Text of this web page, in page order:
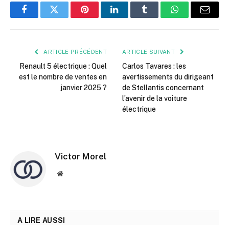
FacebookTwitter PinterestLinkedInTumblr WhatsApp
E-
ARTICLE PRÉCÉDENT
Renault 5 électrique : Quel
est le nombre de ventes en
janvier 2025 ?
ARTICLE SUIVANT
Carlos Tavares : les
avertissements du dirigeant
de Stellantis concernant
l’avenir de la voiture
électrique
Victor Morel
Site
A LIRE AUSSI